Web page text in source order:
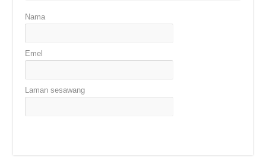
Nama
Emel
Laman sesawang